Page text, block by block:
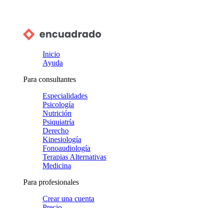
Inicio
Ayuda
Para consultantes
Especialidades
Psicología
Nutrición
Psiquiatría
Derecho
Kinesiología
Fonoaudiología
Terapias Alternativas
Medicina
Para profesionales
Crear una cuenta